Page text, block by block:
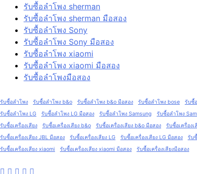
รับซื้อลำโพง sherman
รับซื้อลำโพง sherman มือสอง
รับซื้อลำโพง Sony
รับซื้อลำโพง Sony มือสอง
รับซื้อลำโพง xiaomi
รับซื้อลำโพง xiaomi มือสอง
รับซื้อลำโพงมือสอง
รับซื้อลำโพง รับซื้อลำโพง b&o รับซื้อลำโพง b&o มือสอง รับซื้อลำโพง bose รับซื้
รับซื้อลำโพง LG
รับซื้อลำโพง LG มือสอง รับซื้อลำโพง Samsung รับซื้อลำโพง
รับซื้อเครื่องเสียง
รับซื้อเครื่องเสียง b&o รับซื้อเครื่องเสียง b&o มือสอง รับซื้อเครื่องเ
รับซื้อเครื่องเสียง JBL มือสอง
รับซื้อเครื่องเสียง LG รับซื้อเครื่องเสียง LG มือสอง รับ
รับซื้อเครื่องเสียง xiaomi
รับซื้อเครื่องเสียง xiaomi มือสอง รับซื้อเครื่องเสียงมือสอง